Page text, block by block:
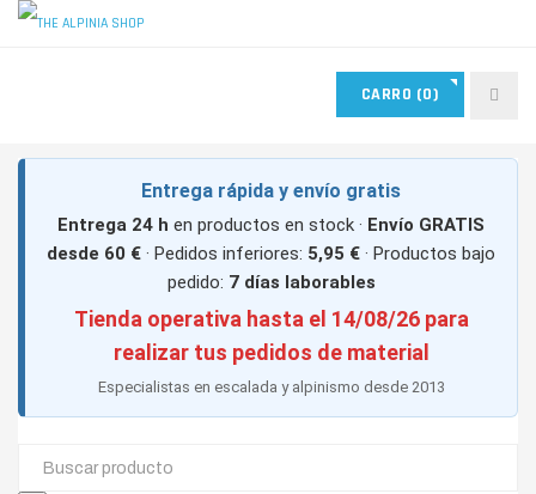
CONTACTO
CARRO (0)
Entrega rápida y envío gratis
Entrega 24 h en productos en stock · Envío GRATIS
desde 60 € · Pedidos inferiores: 5,95 € · Productos bajo
pedido: 7 días laborables
Tienda operativa hasta el 14/08/26 para
realizar tus pedidos de material
Especialistas en escalada y alpinismo desde 2013